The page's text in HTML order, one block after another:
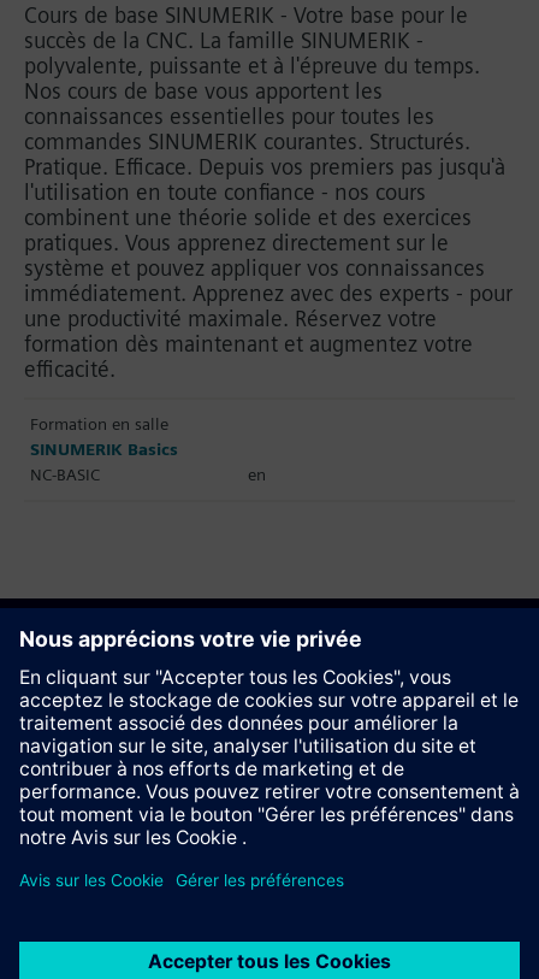
Cours de base SINUMERIK - Votre base pour le
succès de la CNC. La famille SINUMERIK -
polyvalente, puissante et à l'épreuve du temps.
Nos cours de base vous apportent les
connaissances essentielles pour toutes les
commandes SINUMERIK courantes. Structurés.
Pratique. Efficace. Depuis vos premiers pas jusqu'à
l'utilisation en toute confiance - nos cours
combinent une théorie solide et des exercices
pratiques. Vous apprenez directement sur le
système et pouvez appliquer vos connaissances
immédiatement. Apprenez avec des experts - pour
une productivité maximale. Réservez votre
formation dès maintenant et augmentez votre
efficacité.
Formation en salle
SINUMERIK Basics
NC-BASIC
en
Recommander ce site
Contact
Information Corporate
Conditions d´utilisation